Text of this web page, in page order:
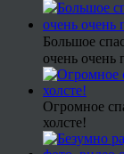
Большое
очень очень
Огромное
холсте!